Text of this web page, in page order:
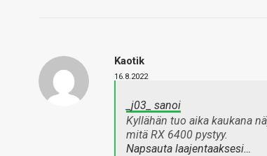
Kaotik
16.8.2022
_j03_ sanoi
Kyllähän tuo aika kaukana
mitä RX 6400 pystyy.
Napsauta laajentaaksesi…